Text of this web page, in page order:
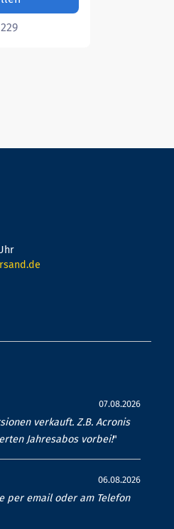
07.08.2026
verkauft. Z.B. Acronis
Jahresabos vorbei!"
06.08.2026
per email oder am Telefon